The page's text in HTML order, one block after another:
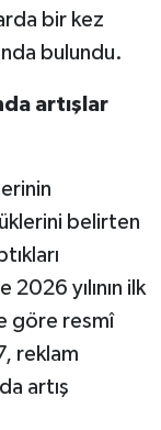
bir kez
bulundu.
artışlar
belirten
yılının ilk
göre resmî
reklam
artış